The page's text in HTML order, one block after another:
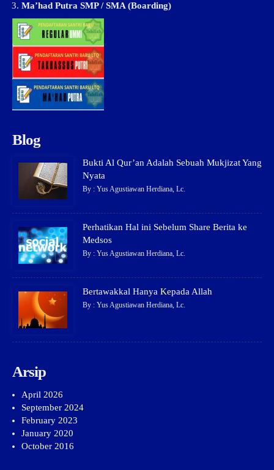
Ma’had Putra SMP / SMA (Boarding)
Blog
Bukti Al Qur’an Adalah Sebuah Mukjizat Yang
Nyata
By : Yus Agustiawan Herdiana, Lc.
Perhatikan Hal ini Sebelum Share Berita ke
Medsos
By : Yus Agustiawan Herdiana, Lc.
Bertawakkal Hanya Kepada Allah
By : Yus Agustiawan Herdiana, Lc.
Arsip
April 2026
September 2024
February 2023
January 2020
October 2016